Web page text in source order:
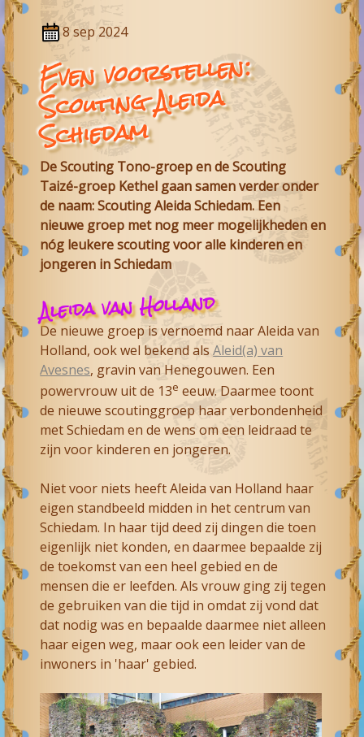
8 sep 2024
Even voorstellen:
Scouting Aleida
Schiedam
De Scouting Tono-groep en de Scouting
Taizé-groep Kethel gaan samen verder onder
de naam: Scouting Aleida Schiedam. Een
nieuwe groep met nog meer mogelijkheden en
nóg leukere scouting voor alle kinderen en
jongeren in Schiedam
Aleida van Holland
De nieuwe groep is vernoemd naar Aleida van
Holland, ook wel bekend alsAleid(a) van
Avesnes, gravin van Henegouwen. Een
powervrouw uit de 13e eeuw. Daarmee toont
de nieuwe scoutinggroep haar verbondenheid
met Schiedam en de wens om een leidraad te
zijn voor kinderen en jongeren.
Niet voor niets heeft Aleida van Holland haar
eigen standbeeld midden in het centrum van
Schiedam. In haar tijd deed zij dingen die toen
eigenlijk niet konden, en daarmee bepaalde zij
de toekomst van een heel gebied en de
mensen die er leefden. Als vrouw ging zij tegen
de gebruiken van die tijd in omdat zij vond dat
dat nodig was en bepaalde daarmee niet alleen
haar eigen weg, maar ook een leider van de
inwoners in 'haar' gebied.